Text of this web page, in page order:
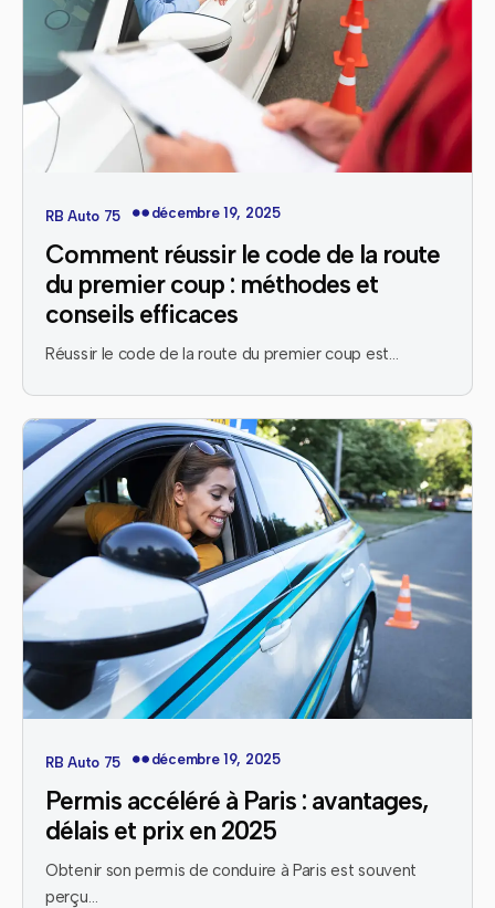
RB Auto 75 décembre 19, 2025
Comment réussir le code de la route
du premier coup : méthodes et
conseils efficaces
Réussir le code de la route du premier coup est…
RB Auto 75 décembre 19, 2025
Permis accéléré à Paris : avantages,
délais et prix en 2025
Obtenir son permis de conduire à Paris est souvent
perçu…